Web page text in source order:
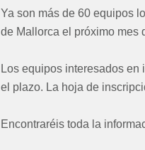
Ya son más de 60 equipos
de Mallorca el próximo mes
Los equipos interesados
el plazo. La hoja de
Encontraréis toda la